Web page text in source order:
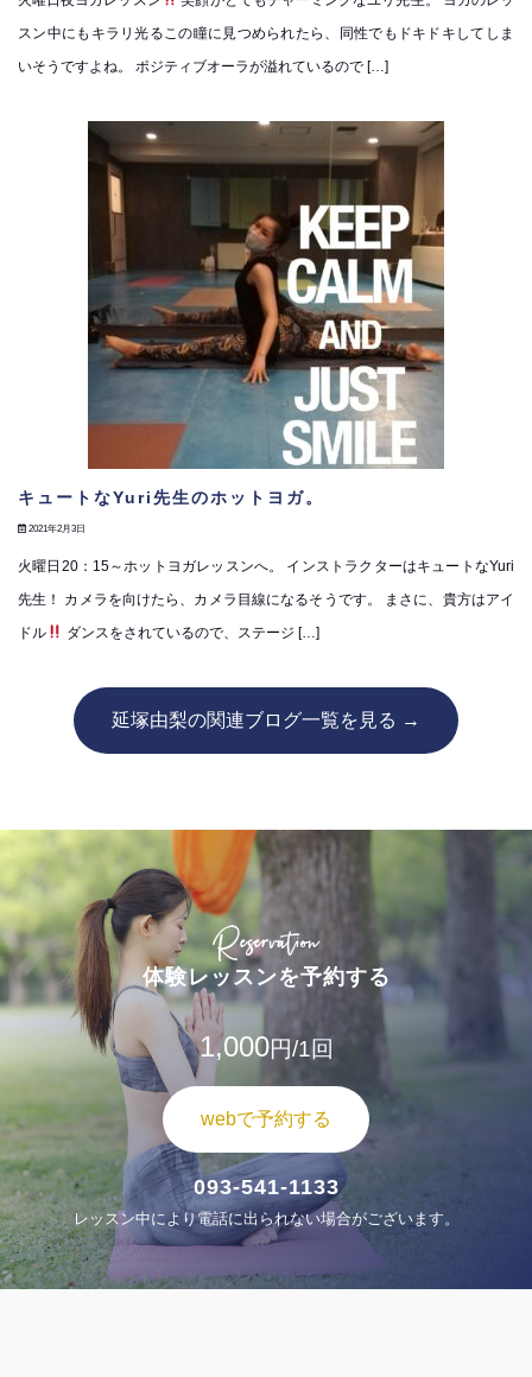
スン中にもキラリ光るこの瞳に見つめられたら、同性でもドキドキしてしま
いそうですよね。 ポジティブオーラが溢れているので […]
キュートなYuri先生のホットヨガ。
2021年2月3日
火曜日20：15～ホットヨガレッスンへ。 インストラクターはキュートなYuri
先生！ カメラを向けたら、カメラ目線になるそうです。 まさに、貴方はアイ
ドル
ダンスをされているので、ステージ […]
延塚由梨の関連ブログ一覧を見る →
Reservation
体験レッスンを予約する
1,000円/1回
webで予約する
093-541-1133
レッスン中により電話に出られない場合がございます。